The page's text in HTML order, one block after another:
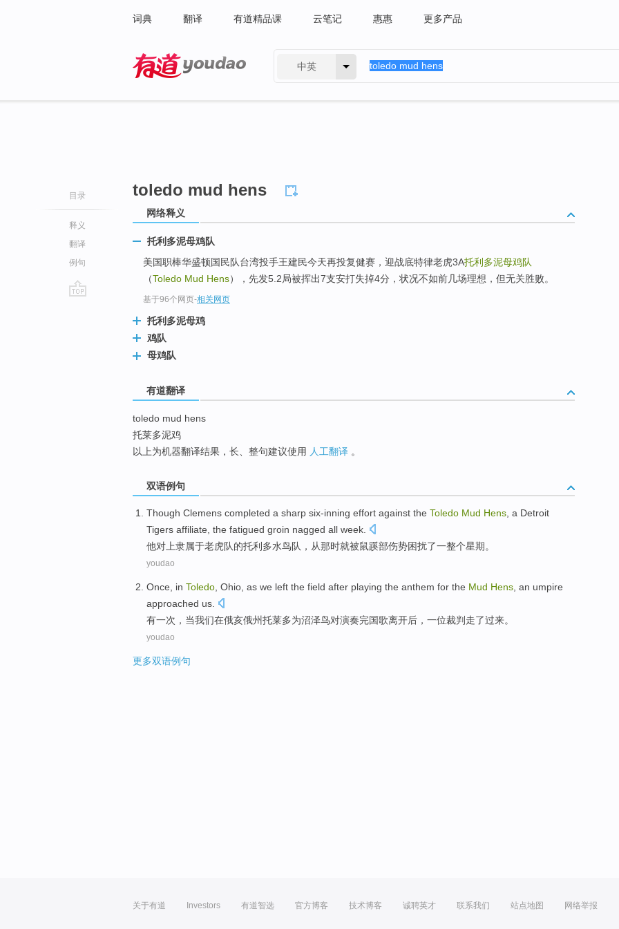
词典 翻译 有道精品课 云笔记 惠惠 更多产品
中英
目录
释义
翻译
例句
toledo mud hens
网络释义
托利多泥母鸡队
美国职棒华盛顿国民队台湾投手王建民今天再投复健赛，迎战底特律老虎3A托利多泥母鸡队
（Toledo Mud Hens），先发5.2局被挥出7支安打失掉4分，状况不如前几场理想，但无关胜败。
基于96个网页-相关网页
托利多泥母鸡
鸡队
母鸡队
有道翻译
toledo mud hens
托莱多泥鸡
以上为机器翻译结果，长、整句建议使用 人工翻译 。
双语例句
Though Clemens completed a sharp six-inning effort against the Toledo Mud Hens, a Detroit
Tigers affiliate, the fatigued groin nagged all week.
他对上隶属于老虎队的托利多水鸟队，从那时就被鼠蹊部伤势困扰了一整个星期。
youdao
Once in Toledo Ohio as we left the field after playing the anthem for the Mud Hens an umpire
approached us.
有一次 ， 当我们在俄亥俄州托莱多为沼泽鸟对演奏完国歌离开后 ， 一位裁判 走了过来。
youdao
更多双语例句
关于有道 Investors 有道智选 官方博客 技术博客 诚聘英才 联系我们 站点地图 网络举报